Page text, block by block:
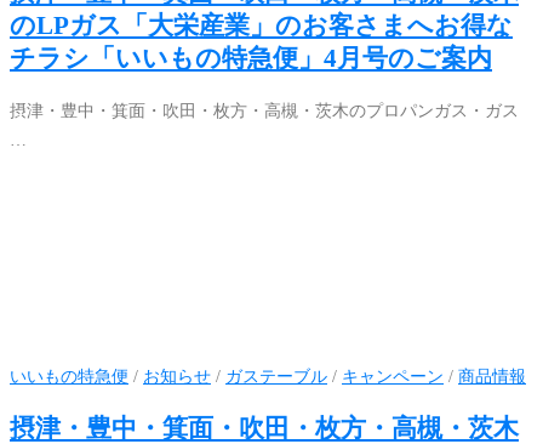
のLPガス「大栄産業」のお客さまへお得な
チラシ「いいもの特急便」4月号のご案内
摂津・豊中・箕面・吹田・枚方・高槻・茨木のプロパンガス・ガス
いいもの特急便 / お知らせ / ガステーブル / キャンペーン / 商品情報
摂津・豊中・箕面・吹田・枚方・高槻・茨木